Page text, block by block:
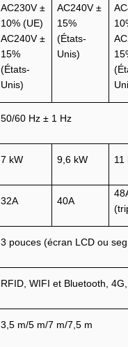
AC230V ±
10% (UE)
AC240V ±
15%
(États-
Unis)
AC240V ±
15%
(États-
Unis)
50/60 Hz ± 1 Hz
7 kW 9,6 kW 11
32A 40A
3 pouces (écran LCD ou
RFID, WIFI et Bluetooth,
3,5 m/5 m/7 m/7,5 m